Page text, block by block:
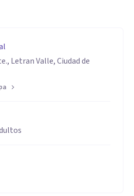
Letran Valle, Ciudad de